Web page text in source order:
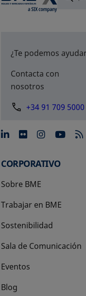
¿Te podemos
Contacta con
nosotros
+34 91 709 5000
se abre en
se abre
se se
CORPORATIVO
Sobre BME
Trabajar en BME
Sostenibilidad
Sala de Comunicación
Eventos
Blog